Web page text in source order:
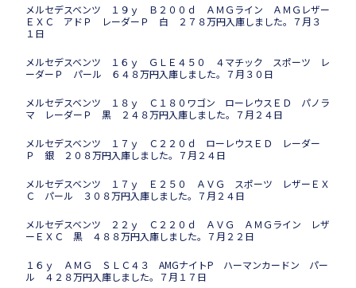
メルセデスベンツ １９ｙ Ｂ２００ｄ ＡＭＧライン ＡＭＧレザー
ＥＸＣ アドＰ レーダーＰ 白 ２７８万円入庫しました。７月３
１日
メルセデスベンツ １６ｙ ＧＬＥ４５０ ４マチック スポーツ レ
ーダーＰ パール ６４８万円入庫しました。７月３０日
メルセデスベンツ １８ｙ Ｃ１８０ワゴン ローレウスＥＤ パノラ
マ レーダーＰ 黒 ２４８万円入庫しました。７月２４日
メルセデスベンツ １７ｙ Ｃ２２０ｄ ローレウスＥＤ レーダー
Ｐ 銀 ２０８万円入庫しました。７月２４日
メルセデスベンツ １７ｙ Ｅ２５０ ＡＶＧ スポーツ レザーＥＸ
Ｃ パール ３０８万円入庫しました。７月２４日
メルセデスベンツ ２２ｙ Ｃ２２０ｄ ＡＶＧ ＡＭＧライン レザ
ーＥＸＣ 黒 ４８８万円入庫しました。７月２２日
１６ｙ ＡＭＧ ＳＬＣ４３ AMGナイトP ハーマンカードン パー
ル ４２８万円入庫しました。７月１７日